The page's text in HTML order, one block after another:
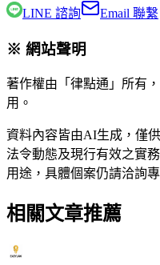
LINE 諮詢 Email 聯繫
※ 網站聲明
著作權由「律點通」所有
用。
資料內容皆由AI生成，僅
法令動態及現行有效之實
用途，具體個案仍請洽詢
相關文章推薦